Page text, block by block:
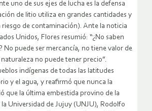
uno de sus ejes de lucha es la defensa
de litio utiliza en grandes cantidades y
riesgo de contaminación). Ante la noticia
Unidos, Flores resumió: “¿No saben
No puede ser mercancía, no tiene valor de
no puede tener precio”.
indígenas de todas las latitudes
y el agua, y reafirmó que nunca la
que la última embestida provino de la
Universidad de Jujuy (UNJU), Rodolfo